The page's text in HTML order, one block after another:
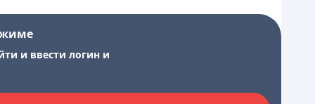
и ввести логин и